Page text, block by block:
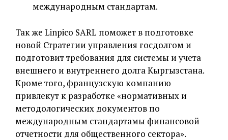
международным стандартам.
Так же Linpico SARL поможет в подготовке
новой Стратегии управления госдолгом и
подготовит требования для системы и учета
внешнего и внутреннего долга Кыргызстана.
Кроме того, французскую компанию
привлекут к разработке «нормативных и
методологических документов по
международным стандартамы финансовой
отчетности для общественного сектора».